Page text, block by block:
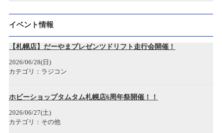
広島アルパーク店 開店のお知らせ
2022/12/19
神戸三宮店開店のお知らせ
年末年始各店舗営業時間のお知らせ
2022/11/22
イベント情報
【札幌店】だーやまプレゼンツドリフト走行会開催！
2026/06/28(日)
カテゴリ：ラジコン
ホビーショップタムタム札幌店6周年祭開催！！
2026/06/27(土)
カテゴリ：その他